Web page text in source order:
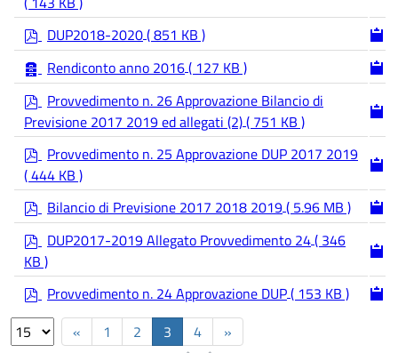
i
e
f
d
DUP2018-2020( 851 KB )
r
h
i
e
Rendiconto anno 2016( 127 KB )
d
f
Provvedimento n. 26 Approvazione Bilancio di
Previsione 2017 2019 ed allegati (2)( 751 KB )
d
f
Provvedimento n. 25 Approvazione DUP 2017 2019
( 444 KB )
d
Bilancio di Previsione 2017 2018 2019( 5.96 MB )
d
f
DUP2017-2019 Allegato Provvedimento 24( 346
KB )
d
f
Provvedimento n. 24 Approvazione DUP( 153 KB )
Select
the « 1 2 3 4 »